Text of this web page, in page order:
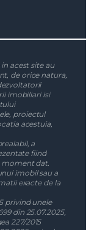
acest site au
de orice natura,
imobiliari isi
proiectul
acestuia,
a
fiind
moment dat.
imobil sau a
exacte de la
privind unele
din 25.07.2025,
227/2015